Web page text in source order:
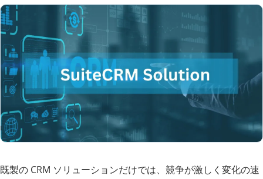
既製の CRM ソリューションだけでは、競争が激しく変化の速